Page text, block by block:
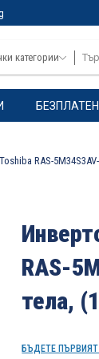
категории
RAS-
RAS-
тела,
БЪДЕТЕ